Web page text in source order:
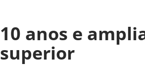
anos e